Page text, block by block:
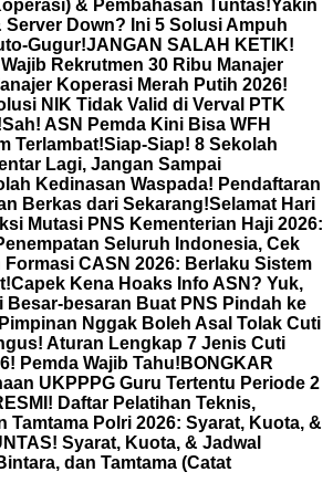
& Pembahasan Tuntas!Yakin
Down? Ini 5 Solusi Ampuh
Gugur!JANGAN SALAH KETIK!
Rekrutmen 30 Ribu Manajer
Koperasi Merah Putih 2026!
NIK Tidak Valid di Verval PTK
Sah! ASN Pemda Kini Bisa WFH
Terlambat!Siap-Siap! 8 Sekolah
Lagi, Jangan Sampai
Kedinasan Waspada! Pendaftaran
Berkas dari Sekarang!Selamat Hari
Mutasi PNS Kementerian Haji 2026:
Seluruh Indonesia, Cek
CASN 2026: Berlaku Sistem
Capek Kena Hoaks Info ASN? Yuk,
besaran Buat PNS Pindah ke
Nggak Boleh Asal Tolak Cuti
Aturan Lengkap 7 Jenis Cuti
Pemda Wajib Tahu! BONGKAR
UKPPPG Guru Tertentu Periode 2
Daftar Pelatihan Teknis,
Polri 2026: Syarat, Kuota, &
Syarat, Kuota, & Jadwal
dan Tamtama (Catat